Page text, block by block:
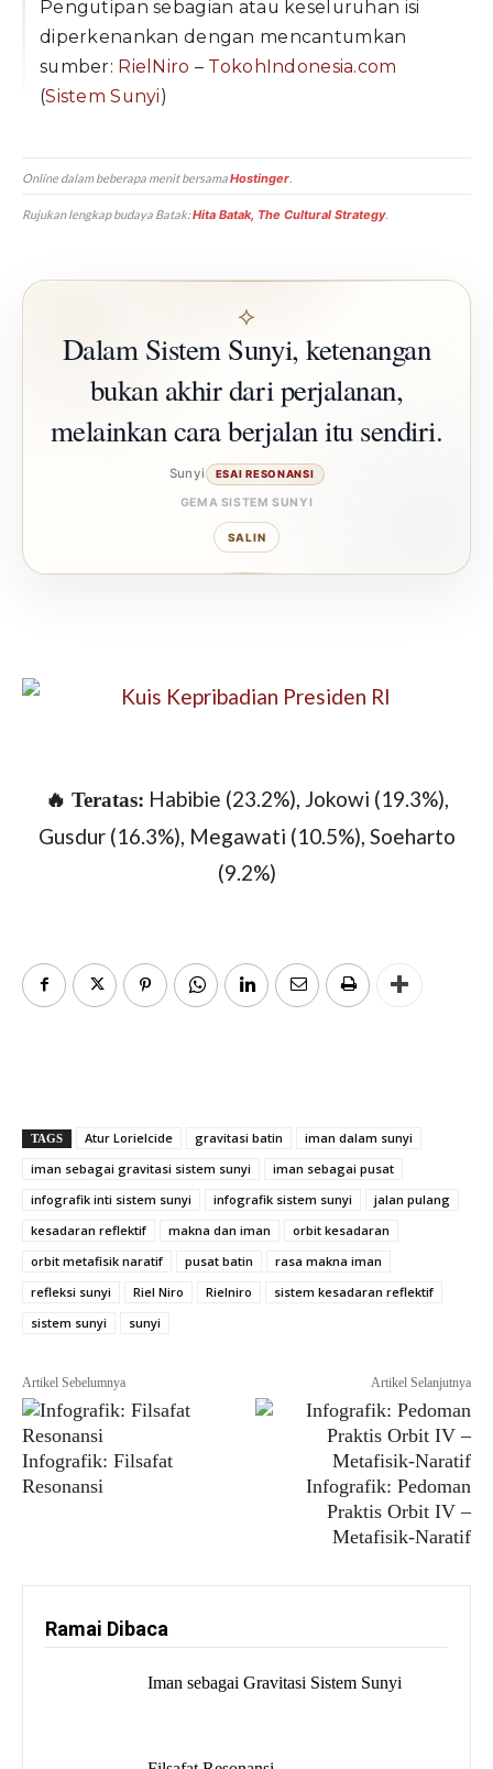
Pengutipan sebagian atau keseluruhan isi
diperkenankan dengan mencantumkan
sumber: RielNiro – TokohIndonesia.com
(Sistem Sunyi)
Online dalam beberapa menit bersamaHostinger
Rujukan lengkap budaya Batak:Hita Batak, The Cultural Strategy.
⟡
Dalam Sistem Sunyi, ketenangan
bukan akhir dari perjalanan,
melainkan cara berjalan itu sendiri.
Sunyi ESAI RESONANSI
GEMA SISTEM SUNYI
SALIN
🔥 Teratas: Habibie (23.2%), Jokowi (19.3%),
Gusdur (16.3%), Megawati (10.5%), Soeharto
(9.2%)
TAGS Atur Lorielcide gravitasi batin
iman dalam sunyi
iman sebagai gravitasi sistem sunyi
iman sebagai pusat
infografik inti sistem sunyi
infografik sistem sunyi
jalan pulang
kesadaran reflektif
makna dan iman
orbit kesadaran
orbit metafisik naratif
pusat batin
rasa makna iman
refleksi sunyi
Riel Niro Rielniro
sistem kesadaran reflektif
sistem sunyi
sunyi
Infografik: Filsafat
Resonansi
Infografik: Pedoman
Praktis Orbit IV –
Metafisik-Naratif
Ramai Dibaca
Iman sebagai Gravitasi Sistem Sunyi